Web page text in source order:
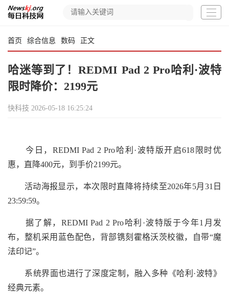
首页 综合信息 数码 正文
哈迷等到了！REDMI Pad 2 Pro哈利·波特
限时降价：2199元
快科技 2026-05-18 16:25:24
今日，REDMI Pad 2 Pro哈利·波特版开启618限时优
惠，直降400元，到手价2199元。
活动海报显示，本次限时直降将持续至2026年5月31日
23:59:59。
据了解，REDMI Pad 2 Pro哈利·波特版于今年1月发
布，整机采用蓝色配色，背部镌刻霍格沃茨校徽，自带“魔
法印记”。
系统界面也进行了深度定制，融入多种《哈利·波特》
经典元素。